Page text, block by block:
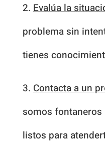
2.Evalúa la
problema sin
tienes
3.Contacta a un
somos fontaneros
listos para